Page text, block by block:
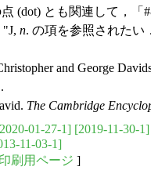
(dot) とも関連して，「
"J, n. の項を参照されたい．
and George
The Cambridge
01-27-1] [2019-11-30-1]
11-03-1]
印刷用ページ ]